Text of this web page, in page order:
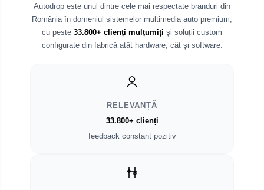
MazdaAutodrop este unul dintre cele mai respectate branduri din
România în domeniul sistemelor multimedia auto premium,
cu peste 33.800+ clienți mulțumiți și soluții custom
configurate din fabrică atât hardware, cât și software.
RELEVANȚĂ
33.800+ clienți
feedback constant pozitiv